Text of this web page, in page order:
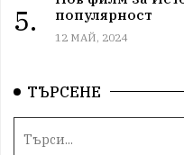
5.
популярност
12 МАЙ, 2024
ТЪРСЕНЕ